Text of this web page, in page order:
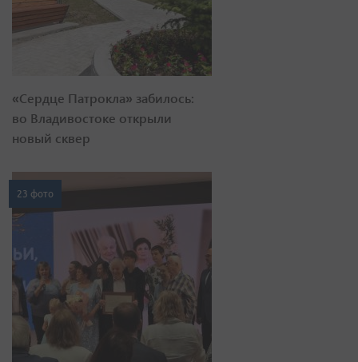
«Сердце Патрокла» забилось:
во Владивостоке открыли
новый сквер
23 фото